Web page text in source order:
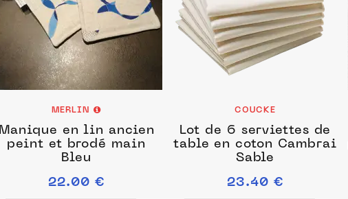
MERLIN
Manique en lin ancien
peint et brodé main
Bleu
22.00 €
COUCKE
Lot de 6 serviettes de
table en coton Cambrai
Sable
23.40 €